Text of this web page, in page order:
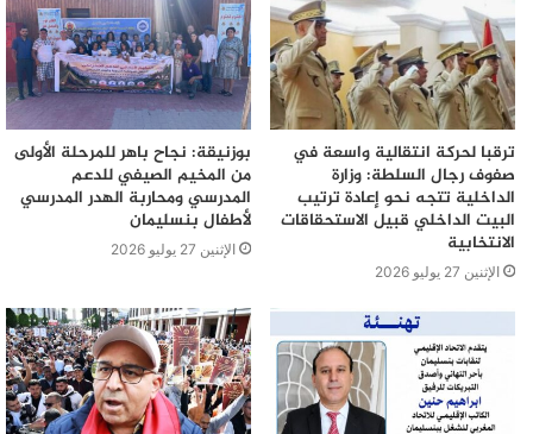
ترقبا لحركة انتقالية واسعة في
صفوف رجال السلطة: وزارة
الداخلية تتجه نحو إعادة ترتيب
البيت الداخلي قبيل الاستحقاقات
الانتخابية
الإثنين 27 يوليو 2026
بوزنيقة: نجاح باهر للمرحلة الأولى
من المخيم الصيفي للدعم
المدرسي ومحاربة الهدر المدرسي
لأطفال بنسليمان
الإثنين 27 يوليو 2026